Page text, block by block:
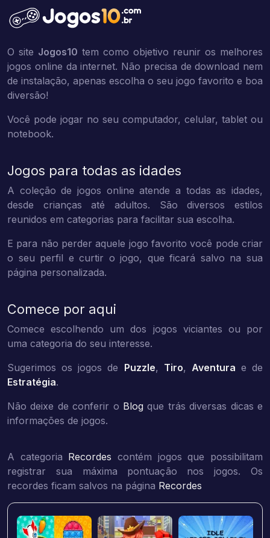
O site Jogos10 tem como objetivo reunir os melhores
jogos online da internet. Não precisa de download nem
de instalação, apenas escolha o seu jogo favorito e boa
diversão!
Você pode jogar no seu computador, celular, tablet ou
notebook.
Jogos para todas as idades
A coleção de jogos online atende a todas as idades,
desde crianças até adultos. São diversos estilos
reunidos em categorias para facilitar sua escolha.
E para não perder aquele jogo favorito você pode criar
o seu perfil e curtir o jogo, que ficará salvo na sua
página personalizada.
Comece por aqui
Comece escolhendo um dos jogos viciantes ou por
uma categoria do seu interesse.
Sugerimos os jogos de Puzzle, Tiro, Aventura e de
Estratégia.
Não deixe de conferir o Blog que trás diversas dicas e
informações de jogos.
A categoria Recordes contém jogos que possibilitam
registrar sua máxima pontuação nos jogos. Os
recordes ficam salvos na página Recordes